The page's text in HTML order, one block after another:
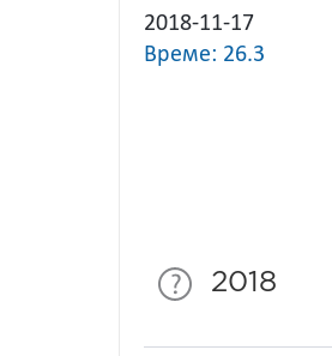
2018-11-17
Време: 26.3
2018